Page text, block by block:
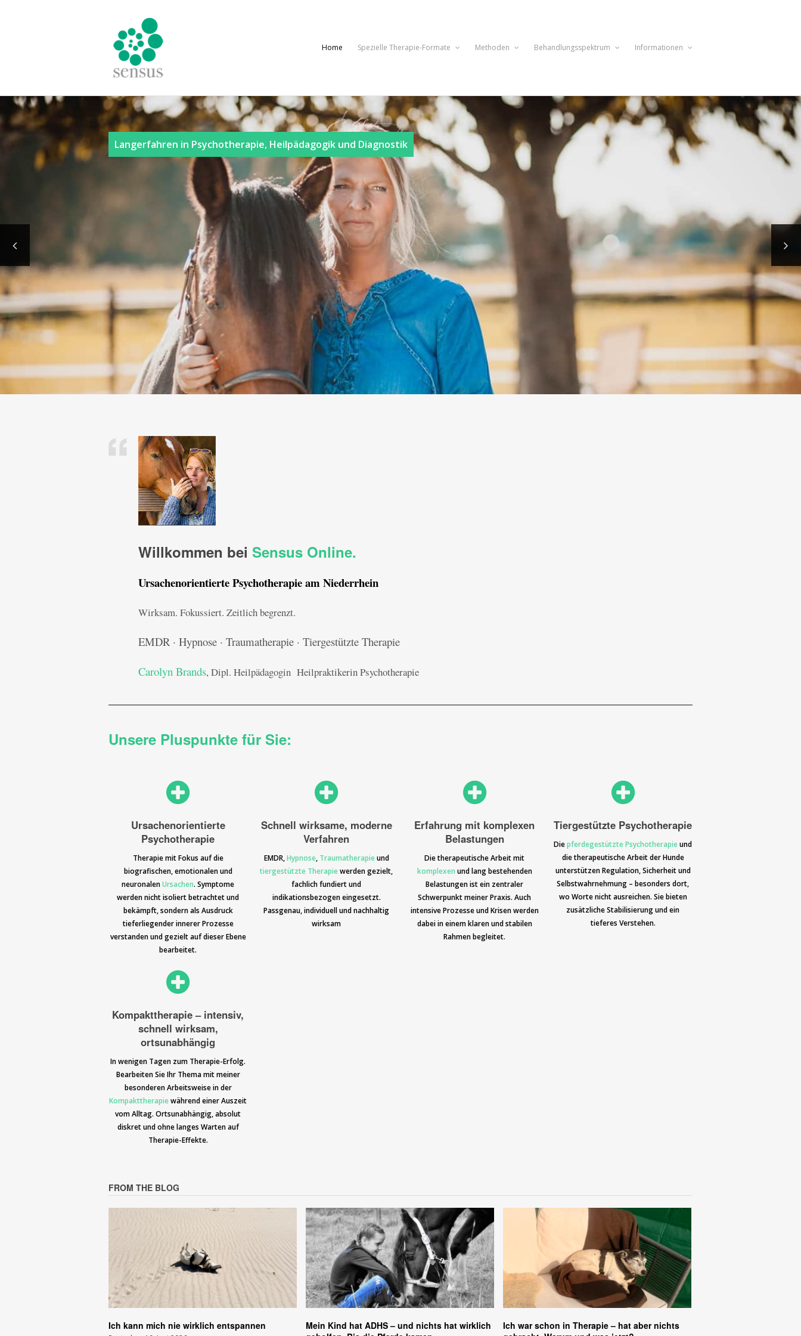
Home Spezielle Therapie-Formate Methoden Behandlungsspektrum Informationen
Langerfahren in Psychotherapie, Heilpädagogik und Diagnostik
Willkommen bei Sensus Online.
Ursachenorientierte Psychotherapie am Niederrhein
Wirksam. Fokussiert. Zeitlich begrenzt.
EMDR · Hypnose · Traumatherapie · Tiergestützte Therapie
Carolyn Brands, Dipl. Heilpädagogin Heilpraktikerin Psychotherapie
Unsere Pluspunkte für Sie:
Ursachenorientierte
Psychotherapie
Therapie mit Fokus auf die
biografischen, emotionalen und
neuronalenUrsachen. Symptome
werden nicht isoliert betrachtet und
bekämpft, sondern als Ausdruck
tieferliegender innerer Prozesse
verstanden und gezielt auf dieser Ebene
bearbeitet.
Schnell wirksame, moderne
Verfahren
EMDR,Hypnose, Traumatherapieund
tiergestützte Therapiewerden gezielt,
fachlich fundiert und
indikationsbezogen eingesetzt.
Passgenau, individuell und nachhaltig
wirksam
Erfahrung mit komplexen
Belastungen
Die therapeutische Arbeit mit
komplexen und lang bestehenden
Belastungen ist ein zentraler
Schwerpunkt meiner Praxis. Auch
intensive Prozesse und Krisen werden
dabei in einem klaren und stabilen
Rahmen begleitet.
Tiergestützte Psychotherapie
Diepferdegestützte Psychotherapieund
die therapeutische Arbeit der Hunde
unterstützen Regulation, Sicherheit und
Selbstwahrnehmung – besonders dort,
wo Worte nicht ausreichen. Sie bieten
zusätzliche Stabilisierung und ein
tieferes Verstehen.
Kompakttherapie – intensiv,
schnell wirksam,
ortsunabhängig
In wenigen Tagen zum Therapie-Erfolg.
Bearbeiten Sie Ihr Thema mit meiner
besonderen Arbeitsweise in der
Kompakttherapiewährend einer Auszeit
vom Alltag.Ortsunabhängig, absolut
diskret und ohne langes Warten auf
Therapie-Effekte.
FROM THE BLOG
Ich kann mich nie wirklich entspannen
Mein Kind hat ADHS – und nichts hat wirklich
Ich war schon in Therapie – hat aber nichts